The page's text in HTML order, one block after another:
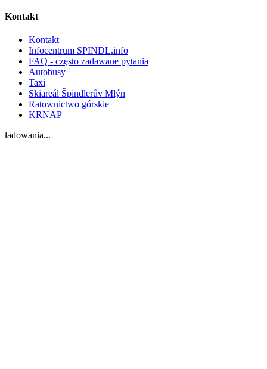
Kontakt
Kontakt
Infocentrum SPINDL.info
FAQ - często zadawane pytania
Autobusy
Taxi
Skiareál Špindlerův Mlýn
Ratownictwo górskie
KRNAP
ładowania...